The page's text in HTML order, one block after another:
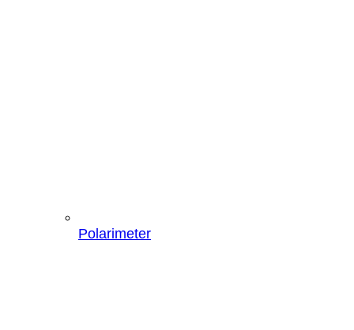
Polarimeter